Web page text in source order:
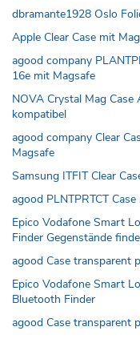
dbramante1928 Oslo
Apple Clear Case mit
agood company
16e mit Magsafe
NOVA Crystal Mag
kompatibel
agood company Clear
Magsafe
Samsung ITFIT Clear
agood PLNTPRTCT
Epico Vodafone Smart
Finder Gegenstände
agood Case transparent
Epico Vodafone Smart
Bluetooth Finder
agood Case transparent